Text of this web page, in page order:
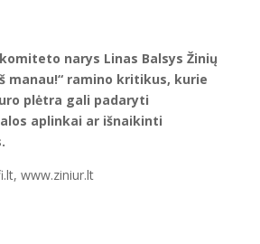
narys Linas Balsys Žinių
manau!“ ramino kritikus, kurie
plėtra gali padaryti
aplinkai ar išnaikinti
www.ziniur.lt